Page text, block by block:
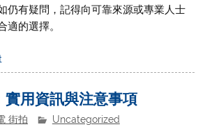
仍有疑問，記得向可靠來源或專業人士
適的選擇。
用資訊與注意事項
街拍 Uncategorized